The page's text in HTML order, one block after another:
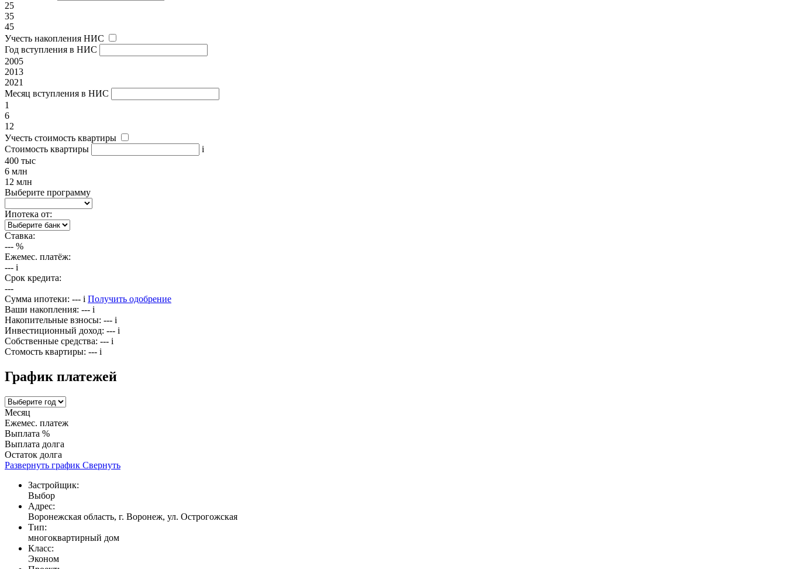
25
35
45
Учесть накопления НИС
Год вступления в НИС
2005
2013
2021
Месяц вступления в НИС
1
6
12
Учесть стоимость квартиры
Стоимость квартиры
i
400 тыс
6 млн
12 млн
Выберите программу
Ипотека от:
Ставка:
--- %
Ежемес. платёж:
--- i
Срок кредита:
---
Сумма ипотеки: --- i Получить одобрение
Ваши накопления: --- i
Накопительные взносы: --- i
Инвестиционный доход: --- i
Собственные средства: --- i
Стомость квартиры: --- i
График платежей
Месяц
Ежемес. платеж
Выплата %
Выплата долга
Остаток долга
Развернуть график Свернуть
Застройщик:
Выбор
Адрес:
Воронежская область, г. Воронеж, ул. Острогожская
Тип:
многоквартирный дом
Класс:
Эконом